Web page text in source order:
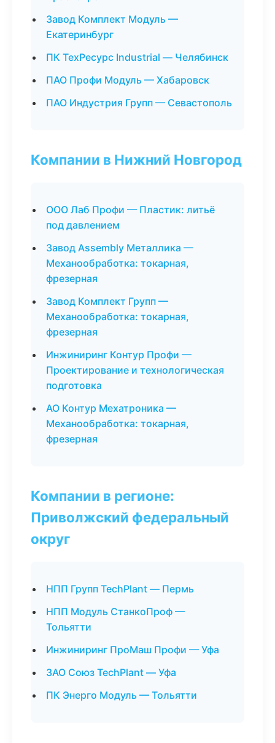
Завод Комплект Модуль —
Екатеринбург
ПК ТехРесурс Industrial — Челябинск
ПАО Профи Модуль — Хабаровск
ПАО Индустрия Групп — Севастополь
Компании в Нижний Новгород
ООО Лаб Профи — Пластик: литьё
под давлением
Завод Assembly Металлика —
Механообработка: токарная,
фрезерная
Завод Комплект Групп —
Механообработка: токарная,
фрезерная
Инжиниринг Контур Профи —
Проектирование и технологическая
подготовка
АО Контур Мехатроника —
Механообработка: токарная,
фрезерная
Компании в регионе:
Приволжский федеральный
округ
НПП Групп TechPlant — Пермь
НПП Модуль СтанкоПроф —
Тольятти
Инжиниринг ПроМаш Профи — Уфа
ЗАО Союз TechPlant — Уфа
ПК Энерго Модуль — Тольятти